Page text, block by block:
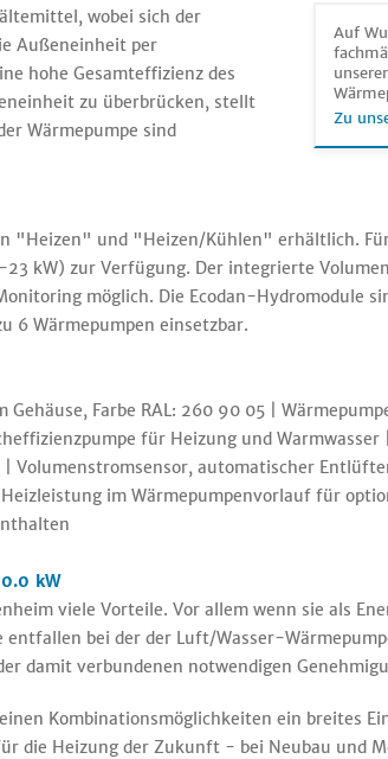
Auf
Zu
wobei sich der
Außeneinheit per
hohe Gesamteffizienz des
zu überbrücken, stellt
Wärmepumpe sind
"Heizen" und "Heizen/Kühlen" erhältlich.
kW) zur Verfügung. Der integrierte
möglich. Die Ecodan-Hydromodule
6 Wärmepumpen einsetzbar.
Farbe RAL: 260 90 05 |
für Heizung und
| Volumenstromsensor, automatischer
im Wärmepumpenvorlauf für
kW
viele Vorteile. Vor allem wenn sie als
bei der der Luft/Wasser-
damit verbundenen notwendigen
Kombinationsmöglichkeiten ein breites
die Heizung der Zukunft - bei Neubau und